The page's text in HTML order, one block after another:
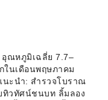
ณหภูมิเฉลี่ย 7.7–
ในเดือนพฤษภาคม
นะนำ: สำรวจโบราณ
ทิวทัศน์ชนบท ลิ้มลอง